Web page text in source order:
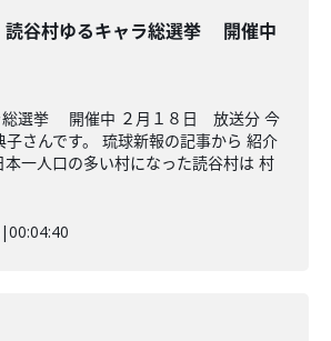
読谷村ゆるキャラ総選挙 開催中
総選挙 開催中 ２月１８日 放送分 今
子さんです。 琉球新報の記事から 紹介
本一人口の多い村になった読谷村は 村
|00:04:40